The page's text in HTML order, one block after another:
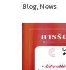
Blog,News